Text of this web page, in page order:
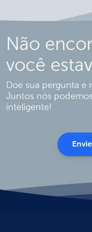
Não
você
Doe sua pergunta e
Juntos nós
inteligente!